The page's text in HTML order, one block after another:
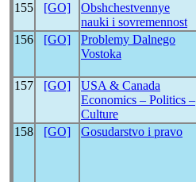
155 [GO]
Obshchestvennye
nauki i sovremennost
156
[GO]
Problemy Dalnego
Vostoka
157
[GO]
USA & Canada
Economics – Politics –
Culture
158 [GO] Gosudarstvo i pravo